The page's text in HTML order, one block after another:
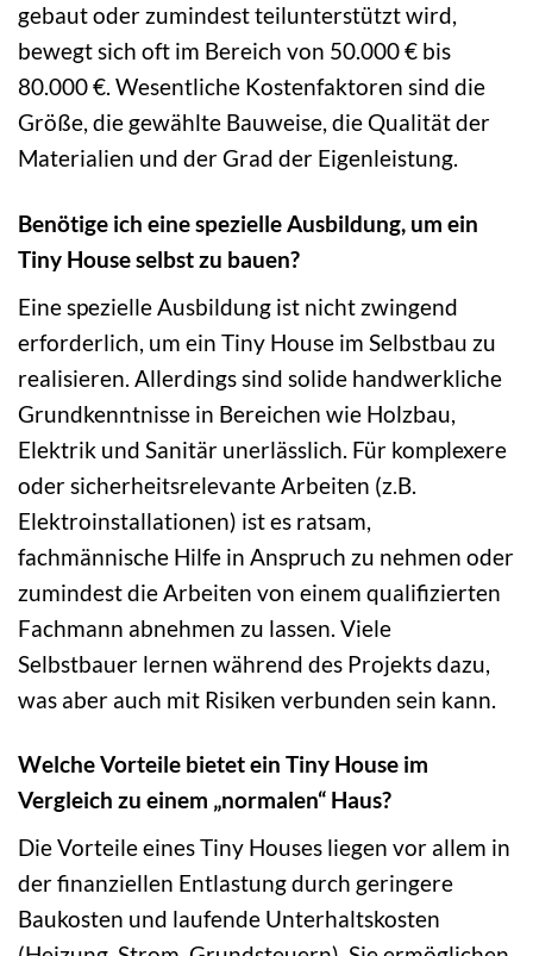
gebaut oder zumindest teilunterstützt wird,
bewegt sich oft im Bereich von 50.000 € bis
80.000 €. Wesentliche Kostenfaktoren sind die
Größe, die gewählte Bauweise, die Qualität der
Materialien und der Grad der Eigenleistung.
Benötige ich eine spezielle Ausbildung, um ein
Tiny House selbst zu bauen?
Eine spezielle Ausbildung ist nicht zwingend
erforderlich, um ein Tiny House im Selbstbau zu
realisieren. Allerdings sind solide handwerkliche
Grundkenntnisse in Bereichen wie Holzbau,
Elektrik und Sanitär unerlässlich. Für komplexere
oder sicherheitsrelevante Arbeiten (z.B.
Elektroinstallationen) ist es ratsam,
fachmännische Hilfe in Anspruch zu nehmen oder
zumindest die Arbeiten von einem qualifizierten
Fachmann abnehmen zu lassen. Viele
Selbstbauer lernen während des Projekts dazu,
was aber auch mit Risiken verbunden sein kann.
Welche Vorteile bietet ein Tiny House im
Vergleich zu einem „normalen“ Haus?
Die Vorteile eines Tiny Houses liegen vor allem in
der finanziellen Entlastung durch geringere
Baukosten und laufende Unterhaltskosten